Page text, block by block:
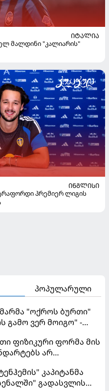
ᲘᲢᲐᲚᲘᲐ
მალდინი "კალიარის"
ᲘᲜᲒᲚᲘᲡᲘ
პრემიერ ლიგის
პოპულარული
"ოქროს ბურთი"
გამო ვერ მოიგო" -
ფიზიკური ფორმა მის
არ
ახალწვეული
კაპიტანმა
გადასვლის